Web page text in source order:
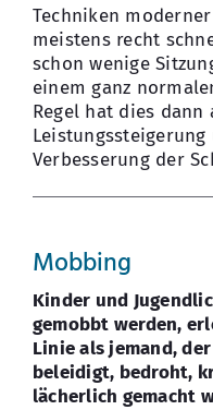
Techniken
meistens recht
schon wenige
einem ganz
Regel hat dies
Verbesserung der
Mobbing
Kinder und
gemobbt werden,
Linie als jemand,
beleidigt, bedroht,
lächerlich gemacht